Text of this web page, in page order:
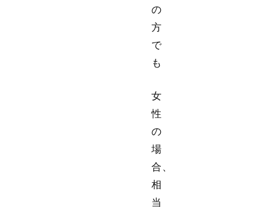
の
方
で
も
女
性
の
場
合、
相
当